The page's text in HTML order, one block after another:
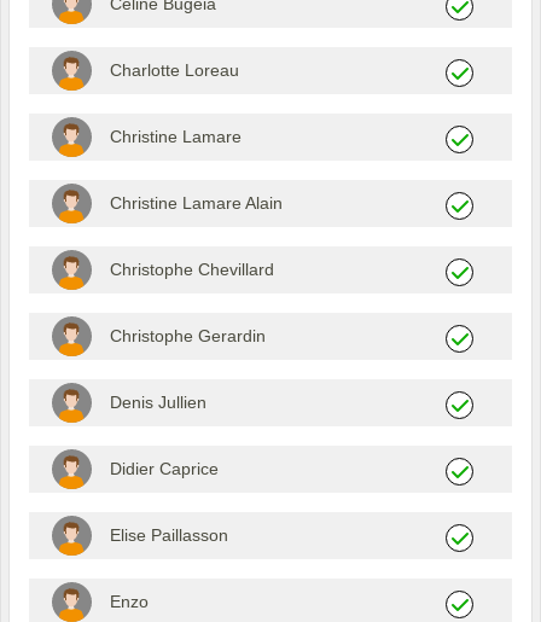
Charlotte Loreau
Christine Lamare
Christine Lamare Alain
Christophe Chevillard
Christophe Gerardin
Denis Jullien
Didier Caprice
Elise Paillasson
Enzo